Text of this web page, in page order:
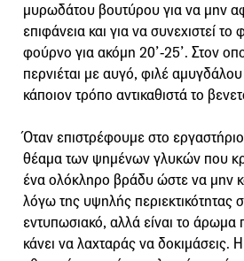
μυρωδάτου βουτύρου για να μην
επιφάνεια και για να συνεχιστεί
φούρνο για ακόμη 20’-25’. Στον
περνιέται με αυγό, φιλέ
κάποιον τρόπο αντικαθιστά το
Όταν επιστρέφουμε στο
θέαμα των ψημένων γλυκών που
ένα ολόκληρο βράδυ ώστε να μην
λόγω της υψηλής περιεκτικότητας
εντυπωσιακό, αλλά είναι το άρωμα
κάνει να λαχταράς να δοκιμάσεις.